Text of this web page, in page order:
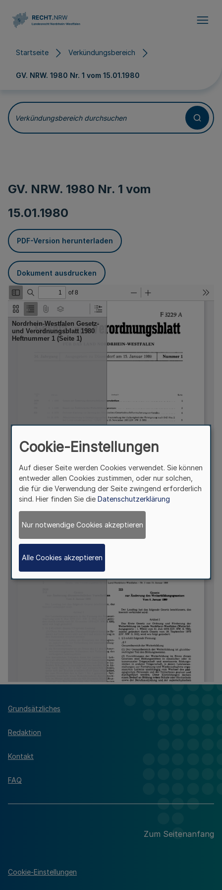
Startseite Verkündungsbereich
GV. NRW. 1980 Nr. 1 vom 15.01.1980
Verkündungsbereich durchsuchen
GV. NRW. 1980 Nr. 1 vom
15.01.1980
PDF-Version herunterladen
Dokument ausdrucken
Grundsätzliches
Redaktion
Kontakt
FAQ
Zum Seitenanfang
Cookie-Einstellungen
Cookie-Einstellungen
Auf dieser Seite werden Cookies verwendet. Sie können
entweder allen Cookies zustimmen, oder nur solchen,
die für die Verwendung der Seite zwingend erforderlich
sind. Hier finden Sie die Datenschutzerklärung
Nur notwendige Cookies akzeptieren
Alle Cookies akzeptieren